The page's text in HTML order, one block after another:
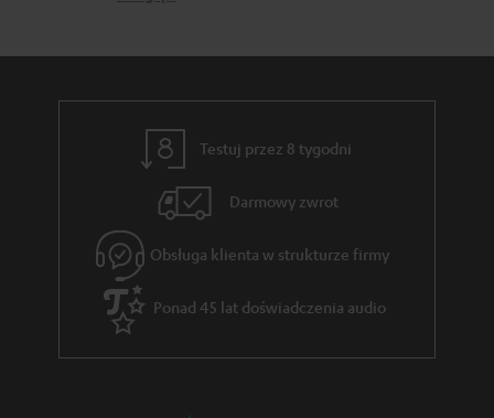
y
c
e
g
w
a
r
o
Testuj przez 8 tygodni
Darmowy zwrot
Obsługa klienta w strukturze firmy
Ponad 45 lat doświadczenia audio